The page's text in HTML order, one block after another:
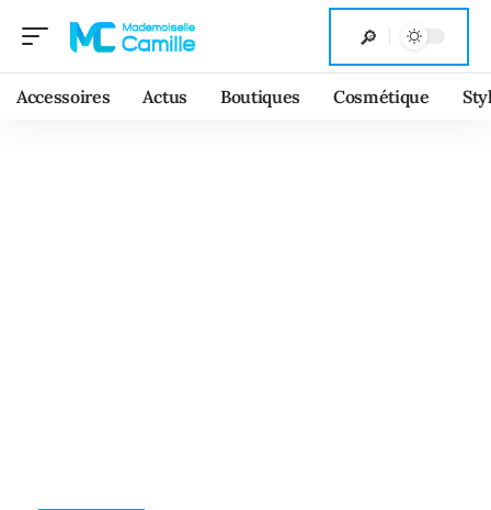
Accessoires Actus Boutiques Cosmétique